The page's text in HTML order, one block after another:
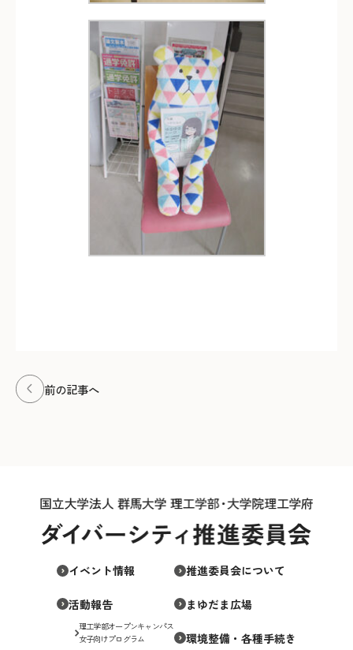
前の記事へ
イベント情報
活動報告
理工学部オープンキャンパス
女子向けプログラム
推進委員会について
まゆだま広場
環境整備・各種手続き